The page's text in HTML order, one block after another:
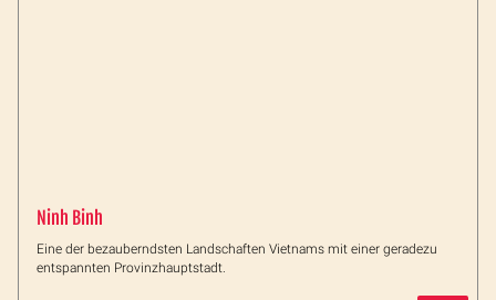
Ninh Binh
Eine der bezauberndsten Landschaften Vietnams mit einer geradezu
entspannten Provinzhauptstadt.